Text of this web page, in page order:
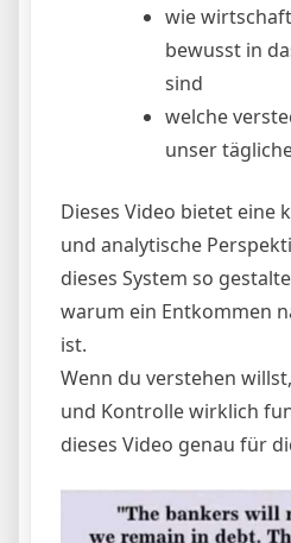
wie
bewusst in
sind
welche
unser
Dieses Video bietet eine
und analytische
dieses System so
warum ein Entkommen
ist.
Wenn du verstehen
und Kontrolle wirklich
dieses Video genau für